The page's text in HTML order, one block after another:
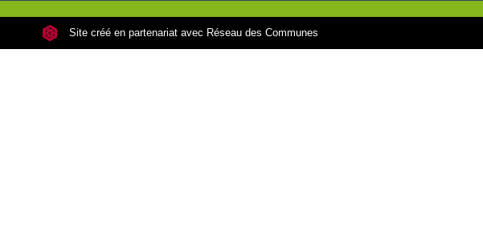
Site créé en partenariat avec Réseau des Communes